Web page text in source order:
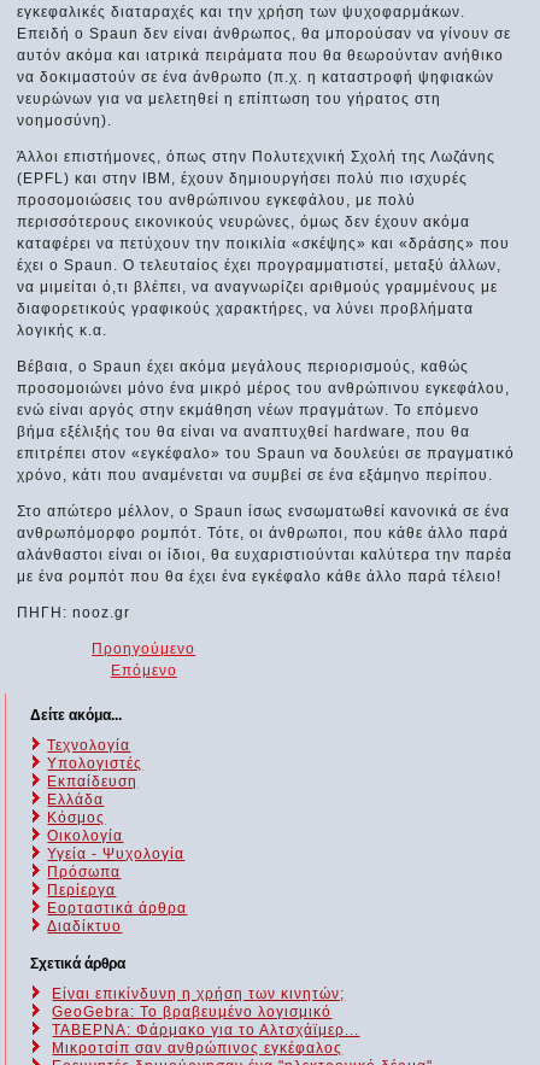
εγκεφαλικές διαταραχές και την χρήση των ψυχοφαρμάκων.
Επειδή ο Spaun δεν είναι άνθρωπος, θα μπορούσαν να γίνουν σε
αυτόν ακόμα και ιατρικά πειράματα που θα θεωρούνταν ανήθικο
να δοκιμαστούν σε ένα άνθρωπο (π.χ. η καταστροφή ψηφιακών
νευρώνων για να μελετηθεί η επίπτωση του γήρατος στη
νοημοσύνη).
Άλλοι επιστήμονες, όπως στην Πολυτεχνική Σχολή της Λωζάνης
(EPFL) και στην ΙΒΜ, έχουν δημιουργήσει πολύ πιο ισχυρές
προσομοιώσεις του ανθρώπινου εγκεφάλου, με πολύ
περισσότερους εικονικούς νευρώνες, όμως δεν έχουν ακόμα
καταφέρει να πετύχουν την ποικιλία «σκέψης» και «δράσης» που
έχει ο Spaun. O τελευταίος έχει προγραμματιστεί, μεταξύ άλλων,
να μιμείται ό,τι βλέπει, να αναγνωρίζει αριθμούς γραμμένους με
διαφορετικούς γραφικούς χαρακτήρες, να λύνει προβλήματα
λογικής κ.α.
Βέβαια, ο Spaun έχει ακόμα μεγάλους περιορισμούς, καθώς
προσομοιώνει μόνο ένα μικρό μέρος του ανθρώπινου εγκεφάλου,
ενώ είναι αργός στην εκμάθηση νέων πραγμάτων. Το επόμενο
βήμα εξέλιξής του θα είναι να αναπτυχθεί hardware, που θα
επιτρέπει στον «εγκέφαλο» του Spaun να δουλεύει σε πραγματικό
χρόνο, κάτι που αναμένεται να συμβεί σε ένα εξάμηνο περίπου.
Στο απώτερο μέλλον, ο Spaun ίσως ενσωματωθεί κανονικά σε ένα
ανθρωπόμορφο ρομπότ. Τότε, οι άνθρωποι, που κάθε άλλο παρά
αλάνθαστοι είναι οι ίδιοι, θα ευχαριστιούνται καλύτερα την παρέα
με ένα ρομπότ που θα έχει ένα εγκέφαλο κάθε άλλο παρά τέλειο!
ΠΗΓΗ: nooz.gr
Προηγούμενο
Επόμενο
Δείτε ακόμα...
Τεχνολογία
Υπολογιστές
Εκπαίδευση
Ελλάδα
Κόσμος
Οικολογία
Υγεία - Ψυχολογία
Πρόσωπα
Περίεργα
Εορταστικά άρθρα
Διαδίκτυο
Σχετικά άρθρα
Είναι επικίνδυνη η χρήση των κινητών;
GeoGebra: Το βραβευμένο λογισμικό
ΤΑΒΕΡΝΑ: Φάρμακο για το Αλτσχάϊμερ...
Μικροτσίπ σαν ανθρώπινος εγκέφαλος